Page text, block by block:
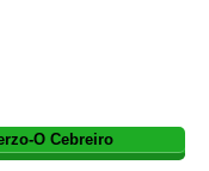
O Cebreiro